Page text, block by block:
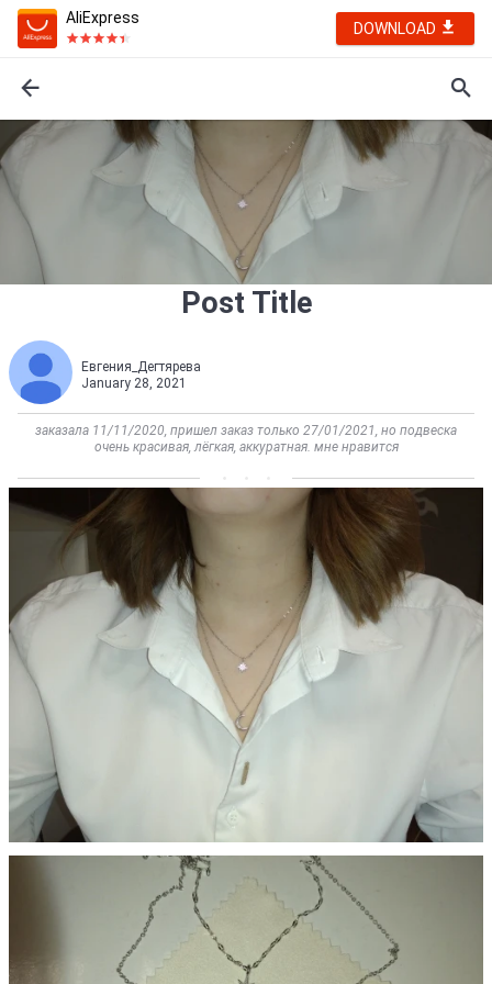
AliExpress
DOWNLOAD
Post Title
Евгения_Дегтярева
January 28, 2021
заказала 11/11/2020, пришел заказ только 27/01/2021, но подвеска
очень красивая, лёгкая, аккуратная. мне нравится